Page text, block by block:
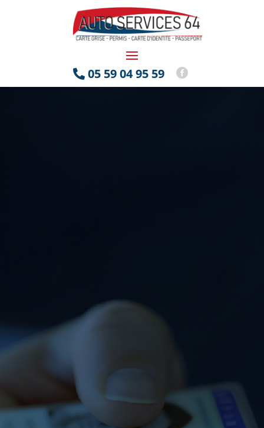
 05 59 04 95 59 